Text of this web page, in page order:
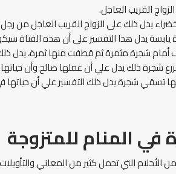
القريب العاجل.
خضراء يدل ذلك على الزواج القريب العاجل
يابسة يدل هذا التفسير على أن هذه
أمام شجرة مثمرة ثم قطفت منها ثمرة، يدل
تزرع شجرة ذلك يدل علي أن عملها صالح وأن
أنها تسقي شجرة يدل ذلك التفسير علي أن
المنام للمتزوجة
الأحلام التي تحمل كثير من المعاني